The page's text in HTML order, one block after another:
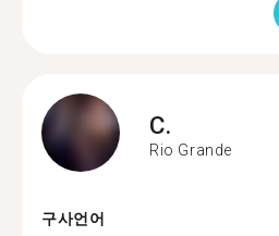
C.
Rio Grande
구사언어